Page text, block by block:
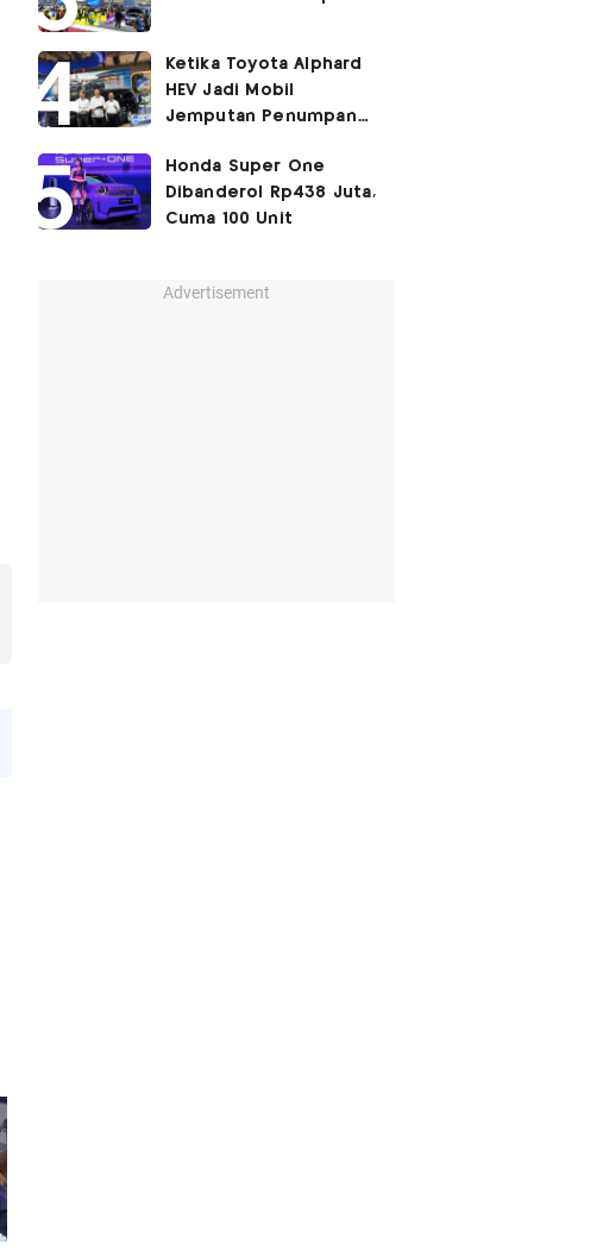
Ketika Toyota Alphard
HEV Jadi Mobil
Jemputan Penumpang
Honda Super One
Dibanderol Rp438 Juta,
Cuma 100 Unit
Advertisement